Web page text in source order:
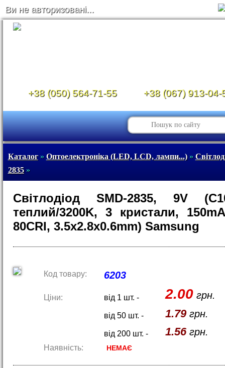
Ви не авторизовані...
+38 (050) 564-71-55 +38 (067) 913-04-
Каталог» Оптоелектроніка (LED, LCD, лампи...)»
2835»
Світлодіод SMD-2835, 9V
теплий/3200K, 3 кристали,
80CRI, 3.5x2.8x0.6mm) Samsung
Код товару: 6203
Ціни: від 1 шт. - 2.00грн.
від 50 шт. - 1.79грн.
від 200 шт. - 1.56грн.
Наявність: НЕМАЄ